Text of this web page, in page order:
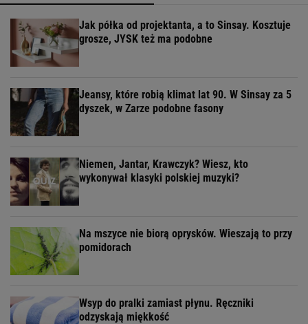
Jak półka od projektanta, a to Sinsay. Kosztuje
grosze, JYSK też ma podobne
Jeansy, które robią klimat lat 90. W Sinsay za 5
dyszek, w Zarze podobne fasony
Niemen, Jantar, Krawczyk? Wiesz, kto
wykonywał klasyki polskiej muzyki?
Na mszyce nie biorą oprysków. Wieszają to przy
pomidorach
Wsyp do pralki zamiast płynu. Ręczniki
odzyskają miękkość